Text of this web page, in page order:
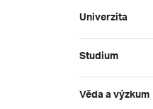
Univerzita
Studium
Věda a výzkum